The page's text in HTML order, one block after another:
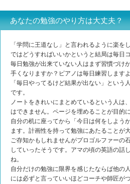
あなたの勉強のやり方は大丈夫？
「学問に王道なし」と言われるように楽を
ではどうすればいいかというと結局は毎日
毎日勉強が出来ていない人はまず習慣づけ
手くなりますか？ピアノは毎日練習します
「毎日やってるけど結果が出ない」とい
です。
ノートをきれいにまとめているという人は
はできません。ページを埋めることが目的
自分の机に座ってから「今日は何をしよう
ます。計画性を持って勉強にあたることが大
ご存知かもしれませんがプロゴルファーの
していったそうです。アマの頃の英語の話
ね。
自分だけの勉強に限界を感じたならば他の
には必ずと言っていいほどコーチや師匠が